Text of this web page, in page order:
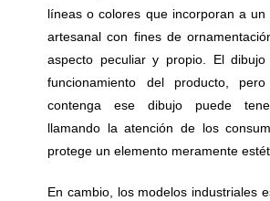
líneas o colores que incorporan a un
artesanal con fines de
aspecto peculiar y propio. El
funcionamiento del producto,
contenga ese dibujo puede
llamando la atención de los
protege un elemento meramente
En cambio, los modelos industriales